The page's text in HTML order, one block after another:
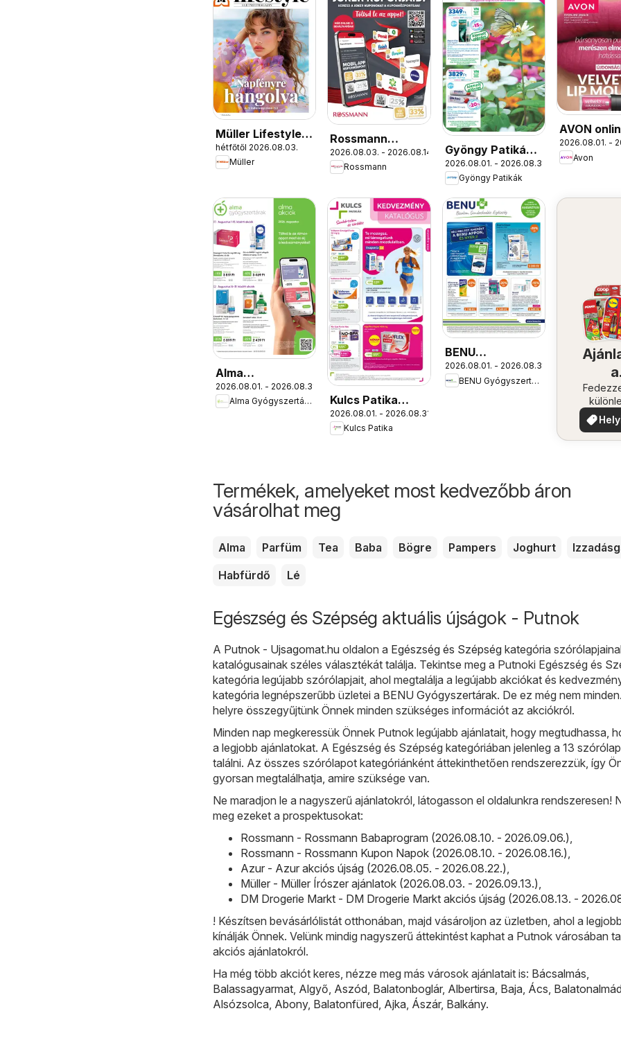
Müller Lifestyle
magazin
hétfőtől 2026.08.03.
Müller
Rossmann
Szórólap
2026.08.03. - 2026.08.14.
Rossmann
Gyöngy Patikák
akciós újság
2026.08.01. - 2026.08.31.
Gyöngy Patikák
AVON
katalógus
augusztusi
2026.08.01. -
Avon
Alma
Gyógyszertárak
akciós újság
2026.08.01. - 2026.08.31.
Alma Gyógyszertárak
Kulcs Patika
akciós újság
2026.08.01. - 2026.08.31.
Kulcs Patika
BENU
Gyógyszertárak
akciós újság
2026.08.01. - 2026.08.31.
BENU Gyógyszertárak
a
Termékek, amelyeket most kedvezőbb áron
vásárolhat meg
Alma Parfüm Tea Baba Bögre Pampers Joghurt
Habfürdő
Lé
Egészség és Szépség aktuális újságok - Putnok
A Putnok - Ujsagomat.hu oldalon a Egészség és Szépség kategória
katalógusainak széles választékát találja. Tekintse meg a Putnoki Egészség és
kategória legújabb szórólapjait, ahol megtalálja a legújabb akciókat és
kategória legnépszerűbb üzletei a BENU Gyógyszertárak. De ez még nem
helyre összegyűjtünk Önnek minden szükséges információt az akciókról.
Minden nap megkeressük Önnek Putnok legújabb ajánlatait, hogy megtudhassa,
a legjobb ajánlatokat. A Egészség és Szépség kategóriában jelenleg a 13
találni. Az összes szórólapot kategóriánként áttekinthetően rendszerezzük, így
gyorsan megtalálhatja, amire szüksége van.
Ne maradjon le a nagyszerű ajánlatokról, látogasson el oldalunkra rendszeresen!
meg ezeket a prospektusokat:
Rossmann - Rossmann Babaprogram (2026.08.10. - 2026.09.06.)
Rossmann - Rossmann Kupon Napok (2026.08.10. - 2026.08.16.)
Azur - Azur akciós újság (2026.08.05. - 2026.08.22.)
Müller - Müller Írószer ajánlatok (2026.08.03. - 2026.09.13.)
DM Drogerie Markt - DM Drogerie Markt akciós újság (2026.08.13. -
! Készítsen bevásárlólistát otthonában, majd vásároljon az üzletben, ahol a
kínálják Önnek. Velünk mindig nagyszerű áttekintést kaphat a Putnok városában
akciós ajánlatokról.
Ha még több akciót keres, nézze meg más városok ajánlatait is: Bácsalmás
Balassagyarmat Algyő Aszód Balatonboglár, Albertirsa Baja Ács
Alsózsolca Abony, Balatonfüred Ajka Ászár, Balkány.